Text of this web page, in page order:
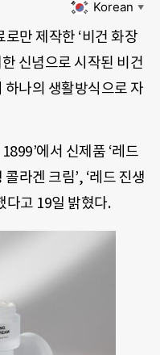
Korean ▼
만 제작한 ‘비건 화장
신념으로 시작된 비건
나의 생활방식으로 자
에서 신제품 ‘레드
라겐 크림’, ‘레드 진생
다고 19일 밝혔다.